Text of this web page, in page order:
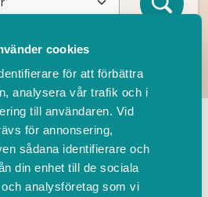
cookies
för att förbättra
analysera vår trafik och i
till användaren. Vid
för annonsering,
sådana identifierare och
din enhet till de sociala
analysföretag som vi
Events